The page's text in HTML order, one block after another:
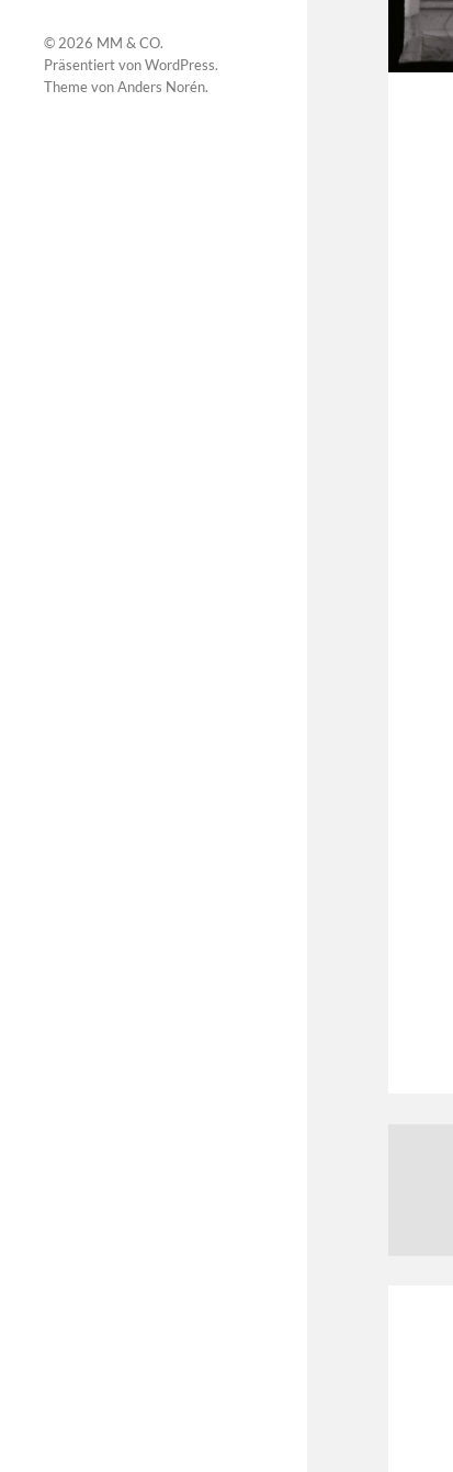
© 2026 MM & CO.
Präsentiert vonWordPress.
Theme vonAnders Norén.